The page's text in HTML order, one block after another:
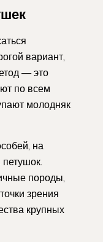
вариант,
— это
по всем
молодняк
на
породы,
зрения
крупных